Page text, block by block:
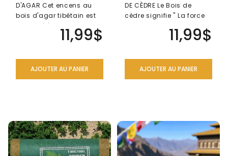
D'AGAR Cet encens au
bois d'agar tibétain est
fabriqué à la main au
11,99$
AJOUTER AU PANIER
DE CÈDRE Le Bois de
cèdre signifie " La force
11,99$
AJOUTER AU PANIER